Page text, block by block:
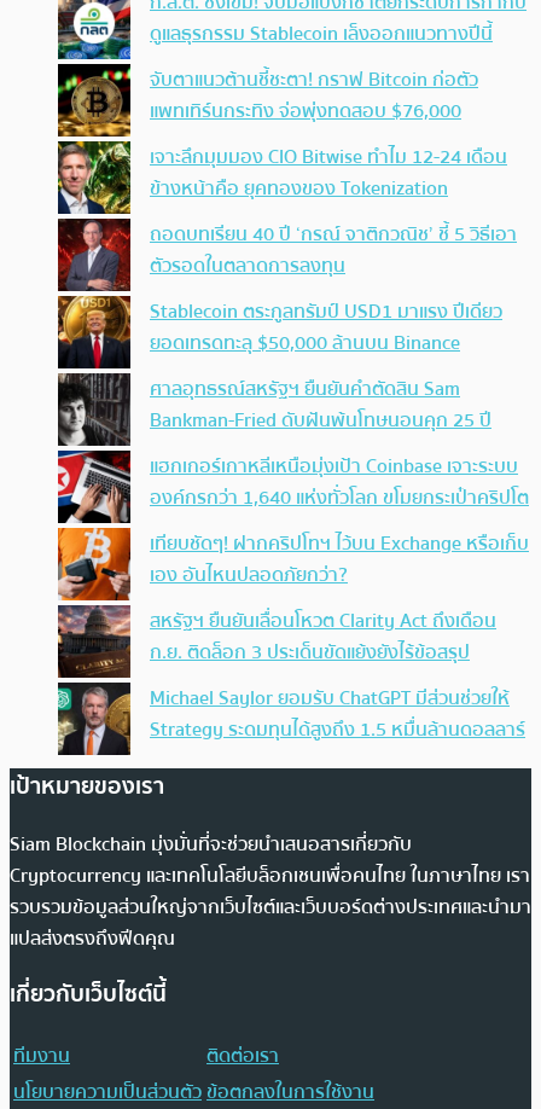
ดูแลธุรกรรม Stablecoin เล็งออกแนวทางปีนี้
จับตาแนวต้านชี้ชะตา! กราฟ Bitcoin ก่อตัว
แพทเทิร์นกระทิง จ่อพุ่งทดสอบ $76,000
เจาะลึกมุมมอง CIO Bitwise ทำไม 12-24 เดือน
ข้างหน้าคือ ยุคทองของ Tokenization
ถอดบทเรียน 40 ปี ‘กรณ์ จาติกวณิช’ ชี้ 5 วิธีเอา
ตัวรอดในตลาดการลงทุน
Stablecoin ตระกูลทรัมป์ USD1 มาแรง ปีเดียว
ยอดเทรดทะลุ $50,000 ล้านบน Binance
ศาลอุทธรณ์สหรัฐฯ ยืนยันคำตัดสิน Sam
Bankman-Fried ดับฝันพ้นโทษนอนคุก 25 ปี
แฮกเกอร์เกาหลีเหนือมุ่งเป้า Coinbase เจาะระบบ
องค์กรกว่า 1,640 แห่งทั่วโลก ขโมยกระเป๋าคริปโต
เทียบชัดๆ! ฝากคริปโทฯ ไว้บน Exchange หรือเก็บ
เอง อันไหนปลอดภัยกว่า?
สหรัฐฯ ยืนยันเลื่อนโหวต Clarity Act ถึงเดือน
ก.ย. ติดล็อก 3 ประเด็นขัดแย้งยังไร้ข้อสรุป
Michael Saylor ยอมรับ ChatGPT มีส่วนช่วยให้
Strategy ระดมทุนได้สูงถึง 1.5 หมื่นล้านดอลลาร์
เป้าหมายของเรา
Siam Blockchain มุ่งมั่นที่จะช่วยนำเสนอสารเกี่ยวกับ
Cryptocurrency และเทคโนโลยีบล็อกเชนเพื่อคนไทย ในภาษาไทย เรา
รวบรวมข้อมูลส่วนใหญ่จากเว็บไซต์และเว็บบอร์ดต่างประเทศและนำมา
แปลส่งตรงถึงฟีดคุณ
เกี่ยวกับเว็บไซต์นี้
ทีมงาน
ติดต่อเรา
นโยบายความเป็นส่วนตัวข้อตกลงในการใช้งาน